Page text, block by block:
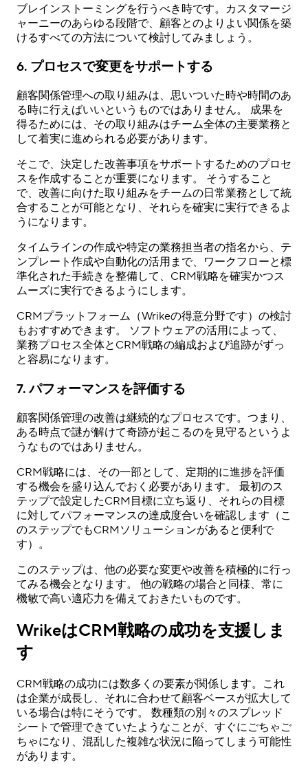
ブレインストーミングを行うべき時です。カスタマージ
ャーニーのあらゆる段階で、顧客とのよりよい関係を築
けるすべての方法について検討してみましょう。
6. プロセスで変更をサポートする
顧客関係管理への取り組みは、思いついた時や時間のあ
る時に行えばいいというものではありません。 成果を
得るためには、その取り組みはチーム全体の主要業務と
して着実に進められる必要があります。
そこで、決定した改善事項をサポートするためのプロセ
スを作成することが重要になります。 そうすること
で、改善に向けた取り組みをチームの日常業務として統
合することが可能となり、それらを確実に実行できるよ
うになります。
タイムラインの作成や特定の業務担当者の指名から、テ
ンプレート作成や自動化の活用まで、ワークフローと標
準化された手続きを整備して、CRM戦略を確実かつス
ムーズに実行できるようにします。
CRMプラットフォーム（Wrikeの得意分野です）の検討
もおすすめできます。 ソフトウェアの活用によって、
業務プロセス全体とCRM戦略の編成および追跡がずっ
と容易になります。
7. パフォーマンスを評価する
顧客関係管理の改善は継続的なプロセスです。つまり、
ある時点で謎が解けて奇跡が起こるのを見守るというよ
うなものではありません。
CRM戦略には、その一部として、定期的に進捗を評価
する機会を盛り込んでおく必要があります。 最初のス
テップで設定したCRM目標に立ち返り、それらの目標
に対してパフォーマンスの達成度合いを確認します（こ
のステップでもCRMソリューションがあると便利で
す）。
このステップは、他の必要な変更や改善を積極的に行っ
てみる機会となります。 他の戦略の場合と同様、常に
機敏で高い適応力を備えておきたいものです。
WrikeはCRM戦略の成功を支援しま
す
CRM戦略の成功には数多くの要素が関係します。これ
は企業が成長し、それに合わせて顧客ベースが拡大して
いる場合は特にそうです。 数種類の別々のスプレッド
シートで管理できていたようなことが、すぐにごちゃご
ちゃになり、混乱した複雑な状況に陥ってしまう可能性
があります。